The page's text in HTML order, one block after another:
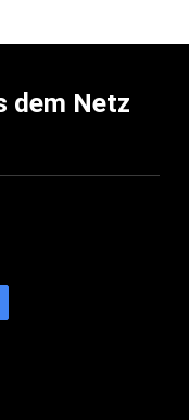
dem Netz